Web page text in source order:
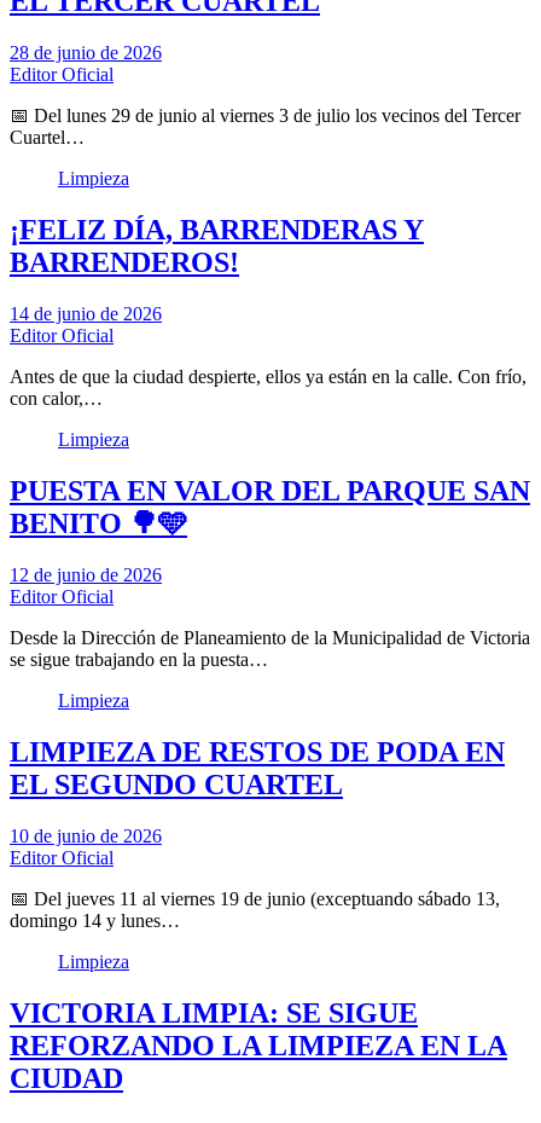
28 de junio de 2026
Editor Oficial
📅 Del lunes 29 de junio al viernes 3 de julio los vecinos del Tercer
Cuartel…
Limpieza
¡FELIZ DÍA, BARRENDERAS Y
BARRENDEROS!
14 de junio de 2026
Editor Oficial
Antes de que la ciudad despierte, ellos ya están en la calle. Con frío,
con calor,…
Limpieza
PUESTA EN VALOR DEL PARQUE SAN
BENITO 🌳🩵
12 de junio de 2026
Editor Oficial
Desde la Dirección de Planeamiento de la Municipalidad de Victoria
se sigue trabajando en la puesta…
Limpieza
LIMPIEZA DE RESTOS DE PODA EN
EL SEGUNDO CUARTEL
10 de junio de 2026
Editor Oficial
📅 Del jueves 11 al viernes 19 de junio (exceptuando sábado 13,
domingo 14 y lunes…
Limpieza
VICTORIA LIMPIA: SE SIGUE
REFORZANDO LA LIMPIEZA EN LA
CIUDAD